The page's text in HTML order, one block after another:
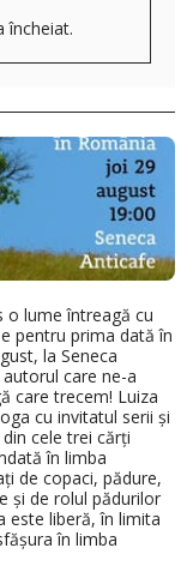
încheiat.
o lume întreagă cu
pentru prima dată în
la Seneca
care ne-a
care trecem! Luiza
cu invitatul serii și
cele trei cărți
în limba
de copaci, pădure,
și de rolul pădurilor
este liberă, în limita
în limba